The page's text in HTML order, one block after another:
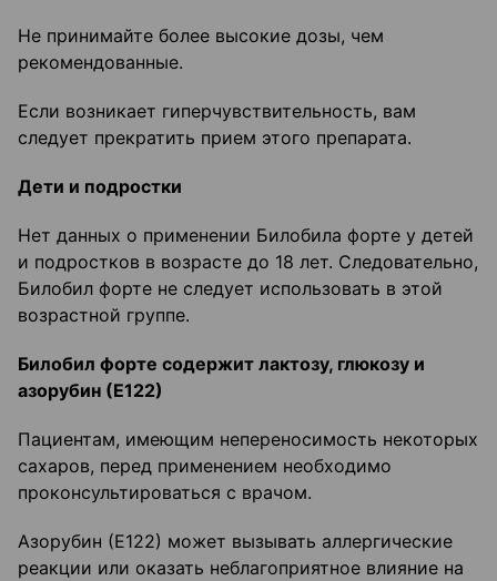
Не принимайте более высокие дозы, чем
рекомендованные.
Если возникает гиперчувствительность, вам
следует прекратить прием этого препарата.
Дети и подростки
Нет данных о применении Билобила форте у детей
и подростков в возрасте до 18 лет. Следовательно,
Билобил форте не следует использовать в этой
возрастной группе.
Билобил форте содержит лактозу, глюкозу и
азорубин (Е122)
Пациентам, имеющим непереносимость некоторых
сахаров, перед применением необходимо
проконсультироваться с врачом.
Азорубин (Е122) может вызывать аллергические
реакции или оказать неблагоприятное влияние на